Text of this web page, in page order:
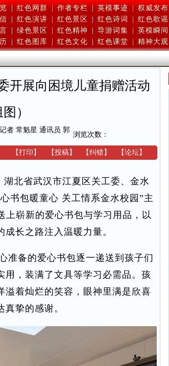
| 红色网群 | 作者专栏 | 英模事迹 | 权威发布
红色演讲 红色景区 红色诗词 红色歌谣
绿色景区 红色精神 导游词集 英模瞬间
红色图库 红色文化 红色课堂 精神大观
开展向困境儿童捐赠活动
图）
者 常魁星 通讯员 郭
浏览次数：
【打印 】 【投稿】 【纠错】 【论坛】
北省武汉市江夏区关工委、金水
书包暖童心 关工情系金水校园”主
上崭新的爱心书包与学习用品，以
长之路注入温暖力量。
备的爱心书包逐一递送到孩子们
用，装满了文具等学习必需品。孩
溢着灿烂的笑容，眼神里满是欣喜
挚的感谢。